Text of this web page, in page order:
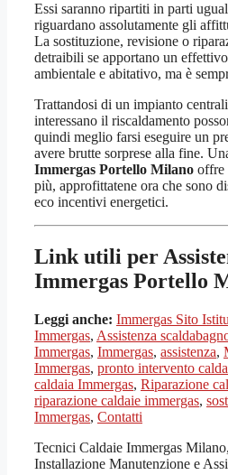
Essi saranno ripartiti in parti
riguardano assolutamente gli
La sostituzione, revisione o
detraibili se apportano un
ambientale e abitativo, ma è
Trattandosi di un impianto
interessano il riscaldamento
quindi meglio farsi eseguire un
avere brutte sorprese alla fine.
Immergas Portello Milano offre
più, approfittatene ora che sono
eco incentivi energetici.
Link utili per
Immergas Portello
Leggi anche: Immergas Sito
Immergas, Assistenza
Immergas, Immergas, assistenza,
Immergas, pronto intervento
caldaia Immergas, Riparazione
riparazione caldaie immergas,
Immergas, Contatti
Tecnici Caldaie Immergas
Installazione Manutenzione e